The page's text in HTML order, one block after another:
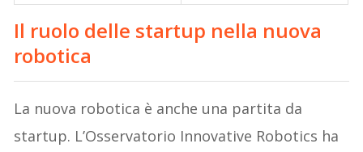
Il ruolo delle startup nella nuova
robotica
La nuova robotica è anche una partita da
startup. L’Osservatorio Innovative Robotics ha